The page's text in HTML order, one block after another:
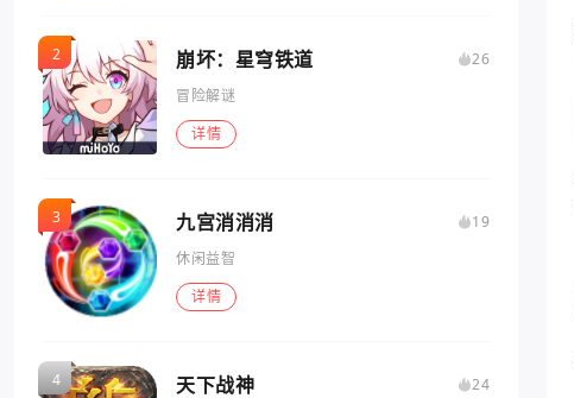
崩坏：星穹铁道
26
冒险解谜
详情
九宫消消消
19
休闲益智
详情
天下战神
24